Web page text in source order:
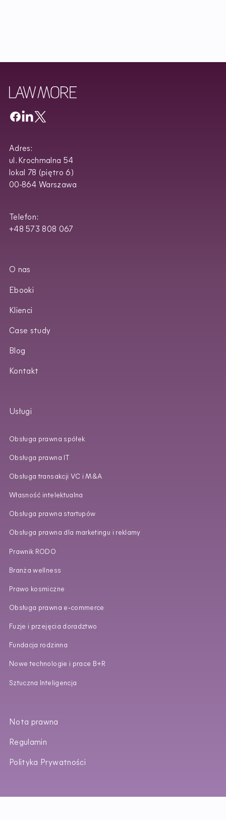
Adres:
ul. Krochmalna 54
lokal 78 (piętro 6)
00-864 Warszawa
Telefon:
+48 573 808 067
O nas
Ebooki
Klienci
Case study
Blog
Kontakt
Usługi
Obsługa prawna spółek
Obsługa prawna IT
Obsługa transakcji VC i M&A
Własność intelektualna
Obsługa prawna startupów
Obsługa prawna dla marketingu i reklamy
Prawnik RODO
Branża wellness
Prawo kosmiczne
Obsługa prawna e‑commerce
Fuzje i przejęcia doradztwo
Fundacja rodzinna
Nowe technologie i prace B+R
Sztuczna Inteligencja
Nota prawna
Regulamin
Polityka Prywatności